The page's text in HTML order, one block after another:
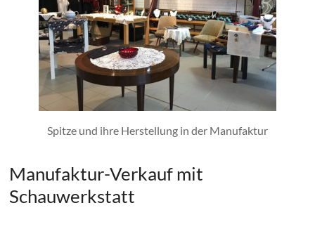
Spitze und ihre Herstellung in der Manufaktur
Manufaktur-Verkauf mit
Schauwerkstatt